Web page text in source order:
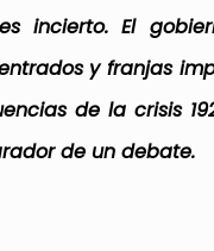
incierto. El
y franjas
de la crisis
de un debate.